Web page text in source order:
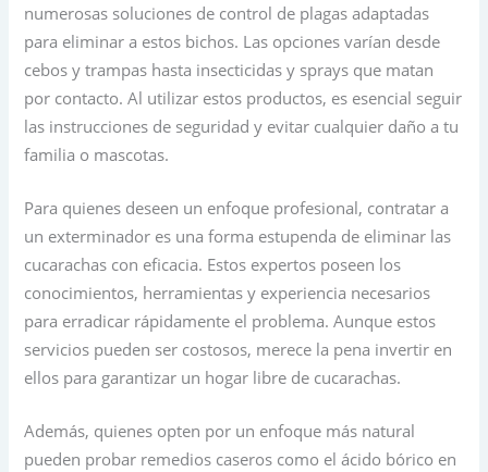
numerosas soluciones de control de plagas adaptadas
para eliminar a estos bichos. Las opciones varían desde
cebos y trampas hasta insecticidas y sprays que matan
por contacto. Al utilizar estos productos, es esencial seguir
las instrucciones de seguridad y evitar cualquier daño a tu
familia o mascotas.
Para quienes deseen un enfoque profesional, contratar a
un exterminador es una forma estupenda de eliminar las
cucarachas con eficacia. Estos expertos poseen los
conocimientos, herramientas y experiencia necesarios
para erradicar rápidamente el problema. Aunque estos
servicios pueden ser costosos, merece la pena invertir en
ellos para garantizar un hogar libre de cucarachas.
Además, quienes opten por un enfoque más natural
pueden probar remedios caseros como el ácido bórico en